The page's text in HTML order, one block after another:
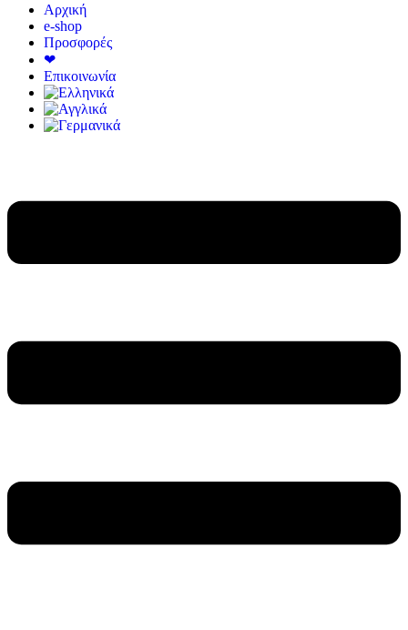
Αρχική
e-shop
Προσφορές
❤
Επικοινωνία